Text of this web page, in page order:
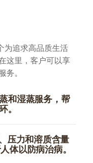
为追求高品质生活
这里，客户可以享
务。
和湿蒸服务，帮
。
压力和溶质含量
体以防病治病。